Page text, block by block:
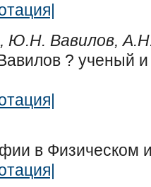
Ю.Н. Вавилов,
? ученый и
в Физическом